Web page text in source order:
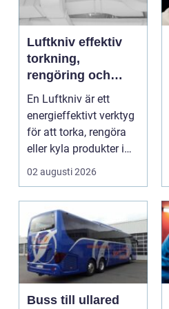
Luftkniv effektiv
torkning,
rengöring och
kylning i modern
industri
En Luftkniv är ett
energieffektivt verktyg
för att torka, rengöra
eller kyla produkter i
rörelse. Te...
02 augusti 2026
Buss till ullared